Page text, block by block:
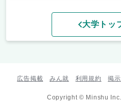
大学トッ
広告掲載 みん就 利用規約 掲
Copyright © Minshu